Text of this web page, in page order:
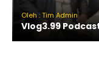
Oleh : Tim Admin
Vlog3.99